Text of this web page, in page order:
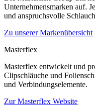
Unternehmensmarken auf.
und anspruchsvolle
Zu unserer Markenübersicht
Masterflex
Masterflex entwickelt und
Clipschläuche und
und Verbindungselemente.
Zur Masterflex Website